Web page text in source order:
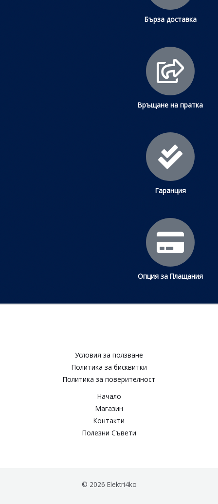
Бърза доставка
Връщане на пратка
Гаранция
Опция за Плащания
Условия за ползване​
Политика за бисквитки​
Политика за поверителност​
Начало
Магазин
Контакти
Полезни Съвети
© 2026 Elektri4ko